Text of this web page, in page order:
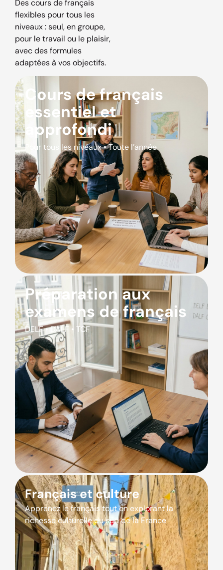
Des cours de français
flexibles pour tous les
niveaux : seul, en groupe,
pour le travail ou le plaisir,
avec des formules
adaptées à vos objectifs.
Cours de français
essentiel et
approfondi
Pour tous les niveaux • Toute l’année
Préparation aux
examens de français
DELF • DALF • TCF
Français et culture
Apprenez le français tout en explorant la
richesse culturelle du sud de la France